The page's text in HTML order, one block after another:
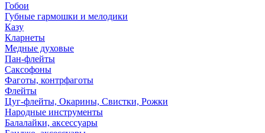
Гобои
Губные гармошки и мелодики
Казу
Кларнеты
Медные духовые
Пан-флейты
Саксофоны
Фаготы, контрфаготы
Флейты
Цуг-флейты, Окарины, Свистки, Рожки
Народные инструменты
Балалайки, аксессуары